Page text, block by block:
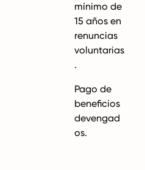
mínimo de
15 años en
renuncias
voluntarias
.
Pago de
beneficios
devengad
os.